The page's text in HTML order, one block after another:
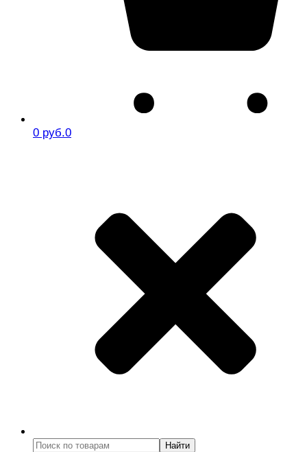
0 руб.0
Найти